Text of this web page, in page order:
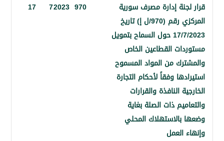
إدارة مصرف سورية
المركزي رقم (970/ل إ) تاريخ
17/7/2023 حول السماح بتمويل
القطاعين الخاص
من المواد المسموح
وفقاً لأحكام التجارة
النافذة والقرارات
ذات الصلة بغاية
المحلي
970
17